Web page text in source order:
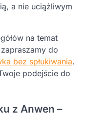
a nie uciążliwym
na temat
do
bez spłukiwania.
podejście do
z Anwen –